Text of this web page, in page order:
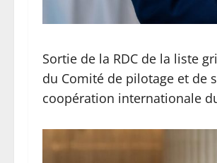
Sortie de la RDC de la liste
du Comité de pilotage et de
coopération internationale du